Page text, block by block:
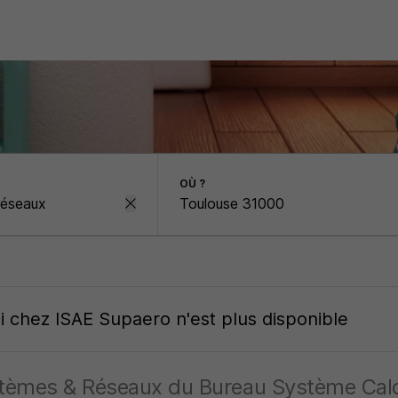
OÙ ?
chez ISAE Supaero n'est plus disponible
& Réseaux du Bureau Système